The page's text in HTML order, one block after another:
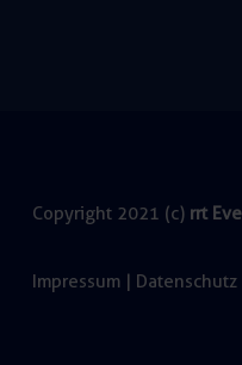
Copyright 2021 (c) rrt
Impressum| Datenschutz